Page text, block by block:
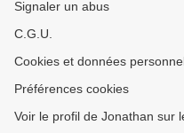
Signaler un abus
C.G.U.
Cookies et données
Préférences cookies
Voir le profil de Jonathan sur